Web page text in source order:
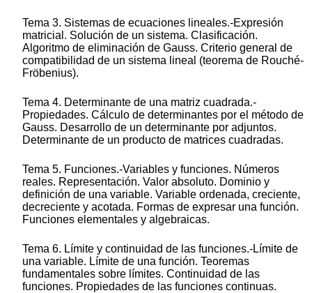
Tema 3. Sistemas de ecuaciones lineales.-Expresión
matricial. Solución de un sistema. Clasificación.
Algoritmo de eliminación de Gauss. Criterio general de
compatibilidad de un sistema lineal (teorema de Rouché-
Fröbenius).
Tema 4. Determinante de una matriz cuadrada.-
Propiedades. Cálculo de determinantes por el método de
Gauss. Desarrollo de un determinante por adjuntos.
Determinante de un producto de matrices cuadradas.
Tema 5. Funciones.-Variables y funciones. Números
reales. Representación. Valor absoluto. Dominio y
definición de una variable. Variable ordenada, creciente,
decreciente y acotada. Formas de expresar una función.
Funciones elementales y algebraicas.
Tema 6. Límite y continuidad de las funciones.-Límite de
una variable. Límite de una función. Teoremas
fundamentales sobre límites. Continuidad de las
funciones. Propiedades de las funciones continuas.